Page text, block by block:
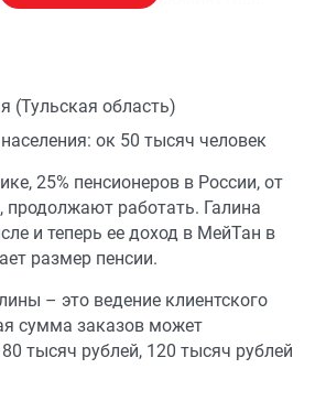
как награждают людей из
за очень высокие статусы.
мой, не такие удаленные от
но зато у меня характер
тоже смогу!
взбодрило, я начала двигаться. А
возможности приходят.
моё ближайшее окружение.
100” — писала портрет
и обзванивала список. Потом
ходила с каталогами, с
(Тульская область)
ок 50 тысяч человек
25% пенсионеров в России, от
продолжают работать. Галина
и теперь ее доход в МейТан в
размер пенсии.
– это ведение клиентского
сумма заказов может
тысяч рублей, 120 тысяч рублей